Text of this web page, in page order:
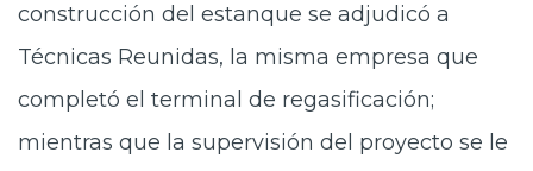
construcción del estanque se adjudicó a
Técnicas Reunidas, la misma empresa que
completó el terminal de regasificación;
mientras que la supervisión del proyecto se le